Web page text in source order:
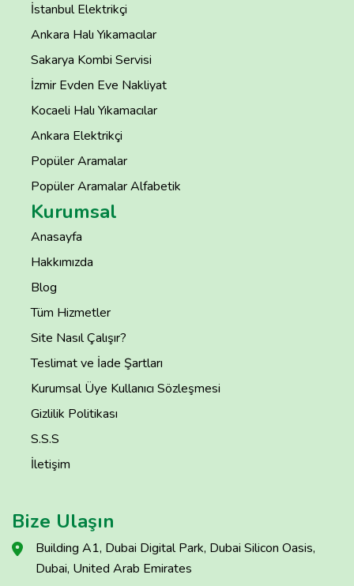
İstanbul Elektrikçi
Ankara Halı Yıkamacılar
Sakarya Kombi Servisi
İzmir Evden Eve Nakliyat
Kocaeli Halı Yıkamacılar
Ankara Elektrikçi
Popüler Aramalar
Popüler Aramalar Alfabetik
Kurumsal
Anasayfa
Hakkımızda
Blog
Tüm Hizmetler
Site Nasıl Çalışır?
Teslimat ve İade Şartları
Kurumsal Üye Kullanıcı Sözleşmesi
Gizlilik Politikası
S.S.S
İletişim
Bize Ulaşın
Building A1, Dubai Digital Park, Dubai Silicon Oasis,
Dubai, United Arab Emirates